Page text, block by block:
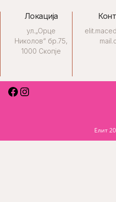
Локација
ул.„Орце
Николов“ бр.75,
1000 Скопје
Елит